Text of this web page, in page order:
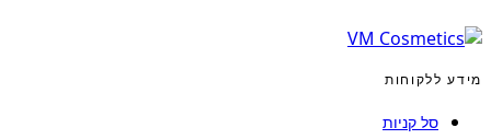
מידע ללקוחות
סל קניות